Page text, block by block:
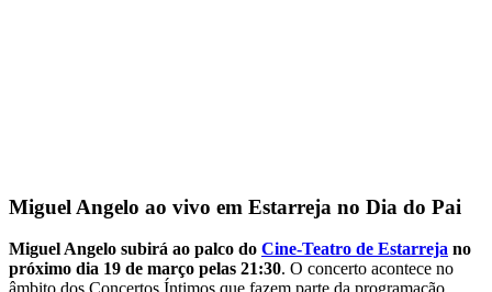
Miguel Angelo ao vivo em Estarreja no Dia do Pai
Miguel Angelo subirá ao palco do Cine-Teatro de Estarreja no
próximo dia 19 de março pelas 21:30. O concerto acontece no